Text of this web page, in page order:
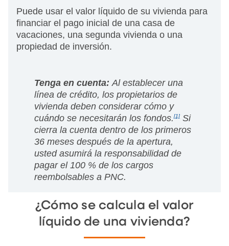
Puede usar el valor líquido de su vivienda para
financiar el pago inicial de una casa de
vacaciones, una segunda vivienda o una
propiedad de inversión.
Tenga en cuenta:Al establecer una
línea de crédito, los propietarios de
vivienda deben considerar cómo y
cuándo se necesitarán los fondos.[1]Si
cierra la cuenta dentro de los primeros
36 meses después de la apertura,
usted asumirá la responsabilidad de
pagar el 100 % de los cargos
reembolsables a PNC.
¿Cómo se calcula el valor
líquido de una vivienda?